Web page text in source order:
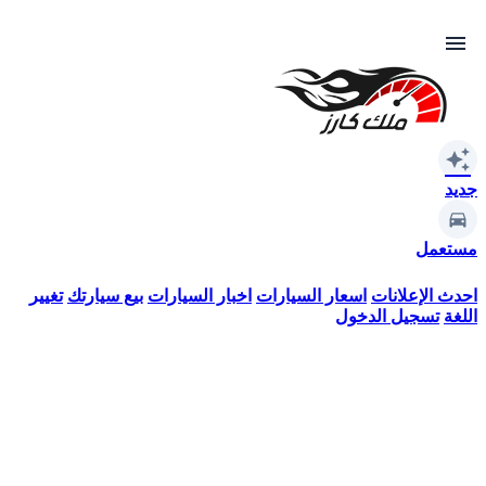
menu
auto_awesome
جديد
مستعمل
احدث الإعلانات اسعار السيارات اخبار السيارات بيع سيارتك تغيير
اللغة تسجيل الدخول